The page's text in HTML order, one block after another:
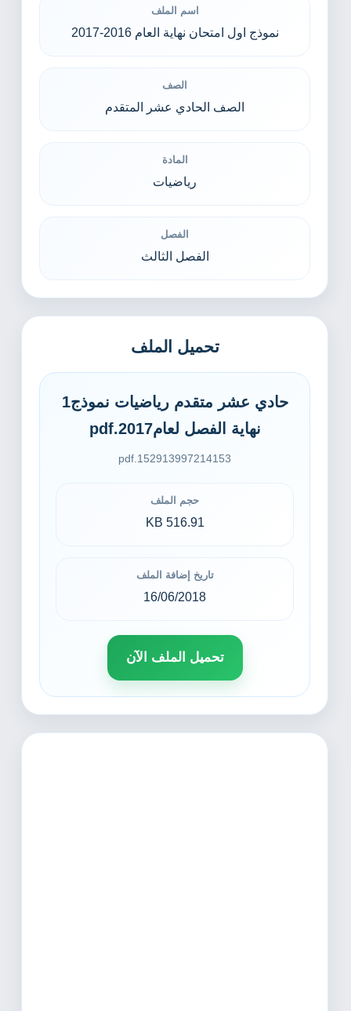
اسم الملف
نموذج اول امتحان نهاية العام 2016-2017
الصف
الصف الحادي عشر المتقدم
المادة
رياضيات
الفصل
الفصل الثالث
تحميل الملف
حادي عشر متقدم رياضيات نموذج1
نهاية الفصل لعام2017.pdf
152913997214153.pdf
حجم الملف
516.91 KB
تاريخ إضافة الملف
16/06/2018
تحميل الملف الآن